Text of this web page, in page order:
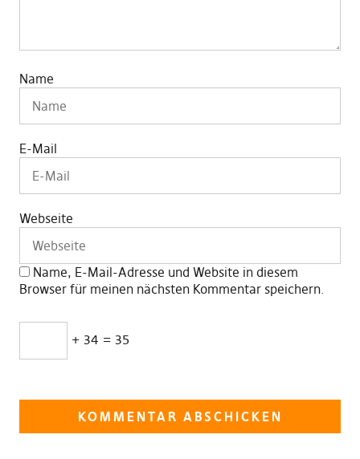
Name
E-Mail
Webseite
Name, E-Mail-Adresse und Website in diesem
Browser für meinen nächsten Kommentar speichern.
+ 34 = 35